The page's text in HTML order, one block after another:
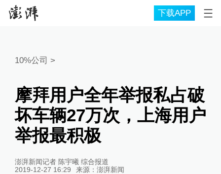
下载APP
10%公司 >
摩拜用户全年举报私占破
坏车辆27万次，上海用户
举报最积极
澎湃新闻记者 陈宇曦 综合报道
2019-12-27 16:29
来源： 澎湃新闻